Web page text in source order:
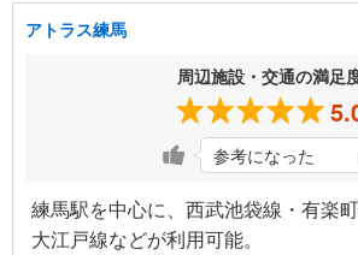
アトラス練馬
周辺施設・交通の満足
参考になった
練馬駅を中心に、西武池袋線・有楽
大江戸線などが利用可能。